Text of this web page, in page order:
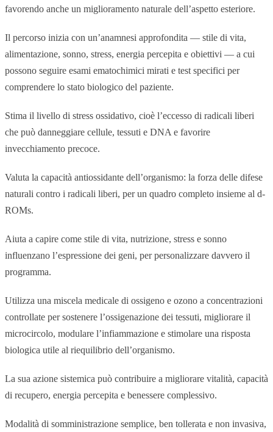
favorendo anche un miglioramento naturale dell’aspetto esteriore.
Il percorso inizia con un’anamnesi approfondita — stile di vita,
alimentazione, sonno, stress, energia percepita e obiettivi — a cui
possono seguire esami ematochimici mirati e test specifici per
comprendere lo stato biologico del paziente.
Stima il livello di stress ossidativo, cioè l’eccesso di radicali liberi
che può danneggiare cellule, tessuti e DNA e favorire
invecchiamento precoce.
Valuta la capacità antiossidante dell’organismo: la forza delle difese
naturali contro i radicali liberi, per un quadro completo insieme al d-
ROMs.
Aiuta a capire come stile di vita, nutrizione, stress e sonno
influenzano l’espressione dei geni, per personalizzare davvero il
programma.
Utilizza una miscela medicale di ossigeno e ozono a concentrazioni
controllate per sostenere l’ossigenazione dei tessuti, migliorare il
microcircolo, modulare l’infiammazione e stimolare una risposta
biologica utile al riequilibrio dell’organismo.
La sua azione sistemica può contribuire a migliorare vitalità, capacità
di recupero, energia percepita e benessere complessivo.
Modalità di somministrazione semplice, ben tollerata e non invasiva,